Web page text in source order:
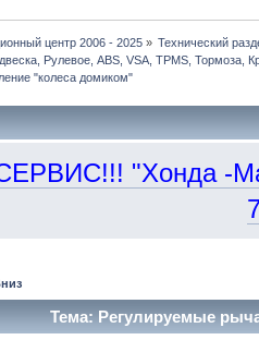
центр 2006 - 2025» Технический
Рулевое, ABS, VSA, TPMS, Тормоза,
"колеса домиком"
"Хонда -
Тема: Регулируемые